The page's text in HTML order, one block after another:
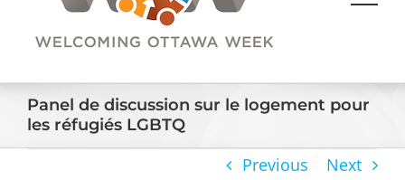
Panel de discussion sur le logement pour
les réfugiés LGBTQ
Previous Next